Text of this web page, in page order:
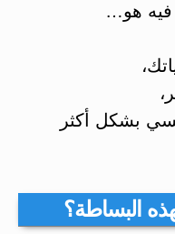
فيه هو…
بشكل أكثر
البساطة؟